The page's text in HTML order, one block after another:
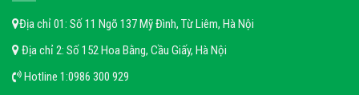
Địa chỉ 01: Số 11 Ngõ 137 Mỹ Đình, Từ Liêm, Hà Nội
Địa chỉ 2: Số 152 Hoa Bằng, Cầu Giấy, Hà Nội
Hotline 1:0986 300 929